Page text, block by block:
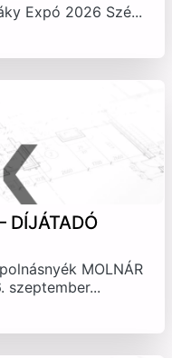
Expó 2026 Szé...
DÍJÁTADÓ
MOLNÁR
szeptember...